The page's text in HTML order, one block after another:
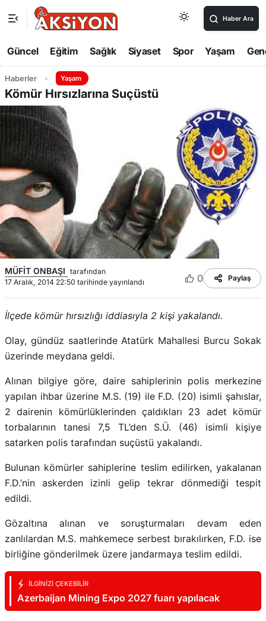
Haber Ara
Güncel Eğitim Sağlık Siyaset Spor Yaşam
Haberler Yaşam
Kömür Hırsızlarına Suçüstü
MÜFİT ONBAŞI tarafından
17 Aralık, 2014 22:50 tarihinde yayınlandı
0 Paylaş
İlçede kömür hırsızlığı iddiasıyla 2 kişi yakalandı.
Olay, gündüz saatlerinde Atatürk Mahallesi Burcu Sokak
üzerinde meydana geldi.
Alınan bilgiye göre, daire sahiplerinin polis merkezine
yapılan ihbar üzerine M.S. (19) ile F.D. (20) isimli şahıslar,
2 dairenin kömürlüklerinden çaldıkları 23 adet kömür
torbalarının tanesi 7,5 TL’den S.Ü. (46) isimli kişiye
satarken polis tarafından suçüstü yakalandı.
Bulunan kömürler sahiplerine teslim edilirken, yakalanan
F.D.’nin askerden izinli gelip tekrar dönmediği tespit
edildi.
Gözaltına alınan ve soruşturmaları devam eden
zanlılardan M.S. mahkemece serbest bırakılırken, F.D. ise
birliğine gönderilmek üzere jandarmaya teslim edildi.
İLGINIZI ÇEKEBILIR
Azerbaijan Mining Expo 2027 fuarı yapılacak